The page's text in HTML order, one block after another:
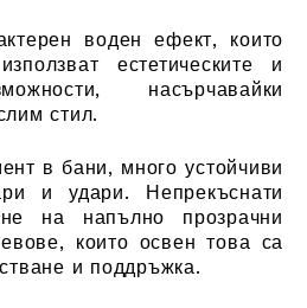
воден ефект, които
естетическите и
насърчавайки
стил.
в бани, много устойчиви
и удари. Непрекъснати
на напълно прозрачни
които освен това са
и поддръжка.